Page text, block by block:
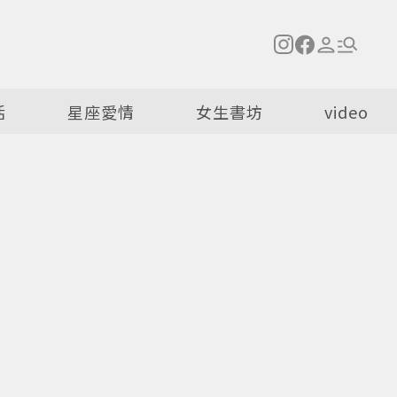
星座愛情 女生書坊 video